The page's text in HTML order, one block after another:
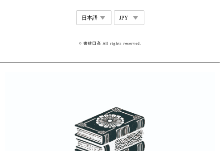
© 書肆田高 All rights reserved.